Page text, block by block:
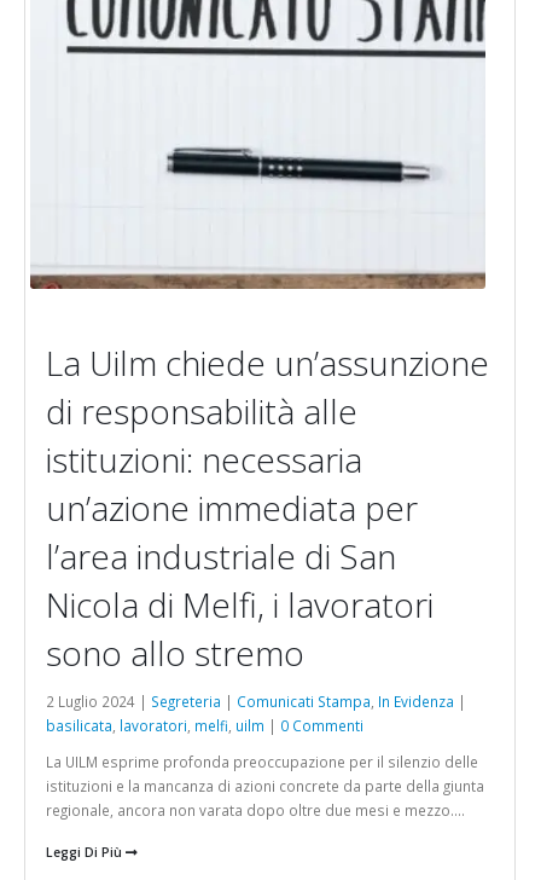
La Uilm chiede un’assunzione
di responsabilità alle
istituzioni: necessaria
un’azione immediata per
l’area industriale di San
Nicola di Melfi, i lavoratori
sono allo stremo
2 Luglio 2024 | Segreteria | Comunicati Stampa In Evidenza |
basilicata lavoratori melfi uilm | 0 Commenti
La UILM esprime profonda preoccupazione per il silenzio delle
istituzioni e la mancanza di azioni concrete da parte della giunta
regionale, ancora non varata dopo oltre due mesi e mezzo....
Leggi Di Più